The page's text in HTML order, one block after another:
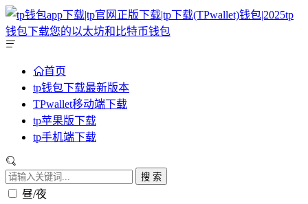
首页
tp钱包下载最新版本
TPwallet移动端下载
tp苹果版下载
tp手机端下载
搜 索
昼/夜